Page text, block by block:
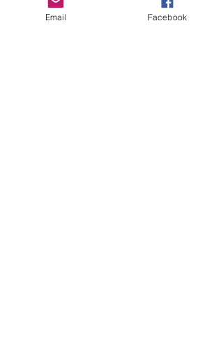
Email Facebook